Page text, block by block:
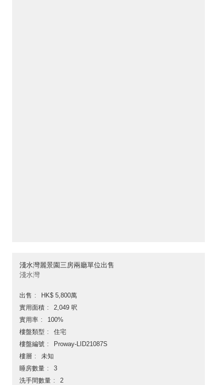
淺水灣麗景園三房兩廳單位出售
淺水灣
出售
HK$ 5,800萬
實用面積
2,049 呎
實用率
100%
樓盤類型
住宅
樓盤編號
Proway-LID21087S
樓層
未知
睡房數量
3
洗手間數量
2